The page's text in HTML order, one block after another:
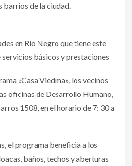
barrios de la ciudad.
en Río Negro que tiene este
básicos y prestaciones
«Casa Viedma», los vecinos
oficinas de Desarrollo Humano,
1508, en el horario de 7: 30 a
el programa beneficia a los
baños, techos y aberturas